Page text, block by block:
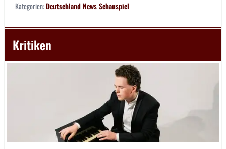
Kategorien:DeutschlandNewsSchauspiel
Kritiken